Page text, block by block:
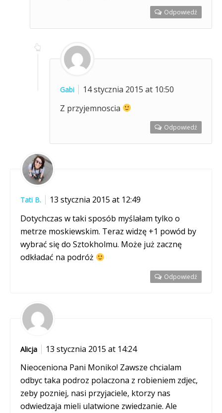
Odpowiedź
Gabi
14 stycznia 2015 at 10:50
Z przyjemnoscia
Odpowiedź
Tati B.
13 stycznia 2015 at 12:49
Dotychczas w taki sposób myślałam tylko o
metrze moskiewskim. Teraz widzę +1 powód by
wybrać się do Sztokholmu. Może już zacznę
odkładać na podróż
Odpowiedź
Alicja
13 stycznia 2015 at 14:24
Nieoceniona Pani Moniko! Zawsze chcialam
odbyc taka podroz polaczona z robieniem zdjec,
zeby pozniej, nasi przyjaciele, ktorzy nas
odwiedzaja mieli ulatwione zwiedzanie. Ale